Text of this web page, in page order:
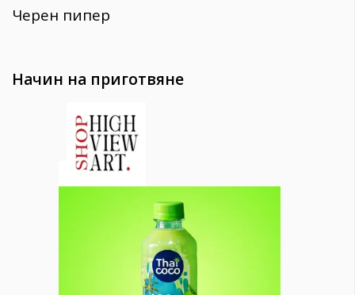
Черен пипер
Начин на приготвяне